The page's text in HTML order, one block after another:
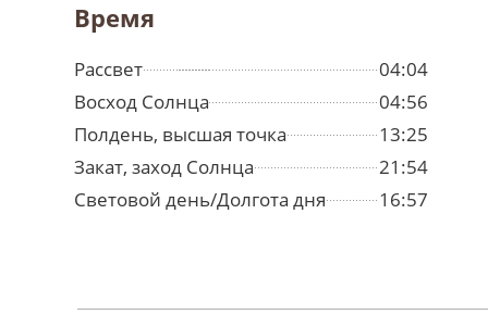
Время
Рассвет
04:04
Восход Солнца
04:56
Полдень, высшая точка
13:25
Закат, заход Солнца
21:54
Световой день/Долгота дня
16:57